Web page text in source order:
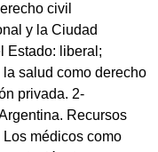
civil
y la Ciudad
Estado: liberal;
salud como derecho
privada. 2-
Recursos
médicos como